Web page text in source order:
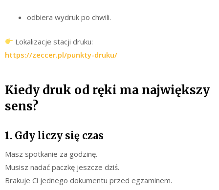
odbiera wydruk po chwili.
Lokalizacje stacji druku:
https://zeccer.pl/punkty-druku/
Kiedy druk od ręki ma największy
sens?
1. Gdy liczy się czas
Masz spotkanie za godzinę.
Musisz nadać paczkę jeszcze dziś.
Brakuje Ci jednego dokumentu przed egzaminem.